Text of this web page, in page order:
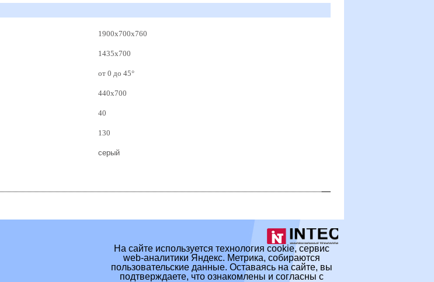
1900х700х760
1435х700
от 0 до 45°
440х700
40
130
серый
На сайте используется технология cookie, сервис
web-аналитики Яндекс. Метрика, собираются
пользовательские данные. Оставаясь на сайте, вы
подтверждаете, что ознакомлены и согласны с